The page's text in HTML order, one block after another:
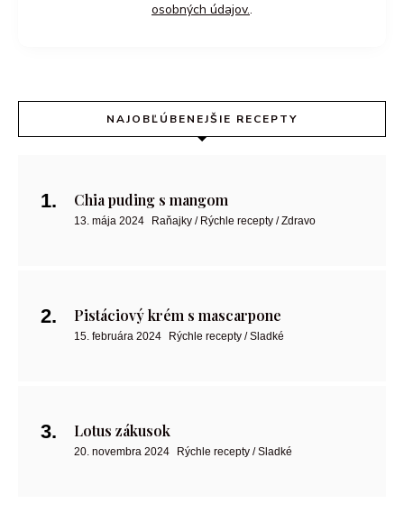
osobných údajov..
NAJOBĽÚBENEJŠIE RECEPTY
Chia puding s mangom
13. mája 2024 Raňajky / Rýchle recepty / Zdravo
Pistáciový krém s mascarpone
15. februára 2024 Rýchle recepty / Sladké
Lotus zákusok
20. novembra 2024 Rýchle recepty / Sladké